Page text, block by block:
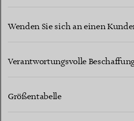
Wenden Sie sich an einen
Verantwortungsvolle
Größentabelle